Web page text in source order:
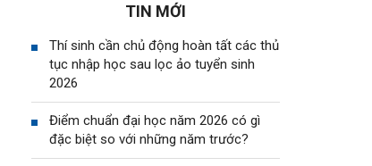
TIN MỚI
Thí sinh cần chủ động hoàn tất các thủ
tục nhập học sau lọc ảo tuyển sinh
2026
Điểm chuẩn đại học năm 2026 có gì
đặc biệt so với những năm trước?